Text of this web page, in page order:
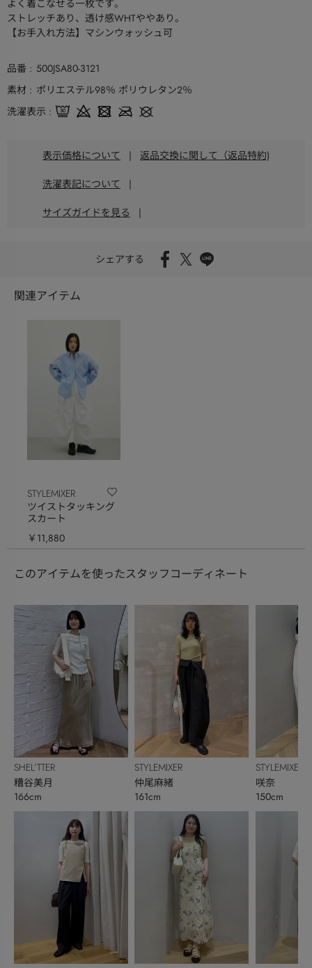
よく着こなせる一枚です。
ストレッチあり、透け感WHTややあり。
【お手入れ方法】マシンウォッシュ可
品番
500JSA80-3121
素材
ポリエステル98％ ポリウレタン2％
洗濯表示
表示価格について | 返品交換に関して（返品特約)
洗濯表記について |
サイズガイドを見る |
シェアする
関連アイテム
STYLEMIXER
ツイストタッキング
スカート
￥11,880
このアイテムを使ったスタッフコーディネート
SHEL’TTER
糟谷美月
166cm
STYLEMIXER
仲尾麻緒
161cm
STYLEMIXER
咲奈
150cm